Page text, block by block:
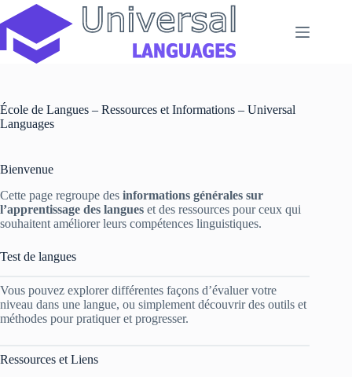
Passer
au
contenu
École de Langues – Ressources et Informations – Universal
Languages
Bienvenue
Cette page regroupe des informations générales sur
l’apprentissage des langues et des ressources pour ceux qui
souhaitent améliorer leurs compétences linguistiques.
Test de langues
Vous pouvez explorer différentes façons d’évaluer votre
niveau dans une langue, ou simplement découvrir des outils et
méthodes pour pratiquer et progresser.
Ressources et Liens